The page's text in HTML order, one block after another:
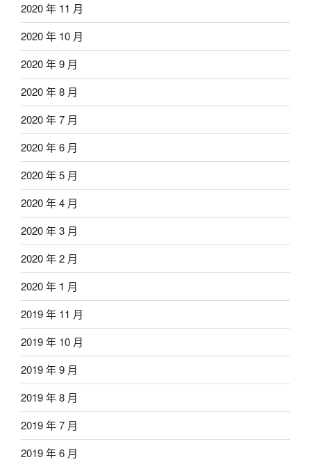
2020 年 11 月
2020 年 10 月
2020 年 9 月
2020 年 8 月
2020 年 7 月
2020 年 6 月
2020 年 5 月
2020 年 4 月
2020 年 3 月
2020 年 2 月
2020 年 1 月
2019 年 11 月
2019 年 10 月
2019 年 9 月
2019 年 8 月
2019 年 7 月
2019 年 6 月